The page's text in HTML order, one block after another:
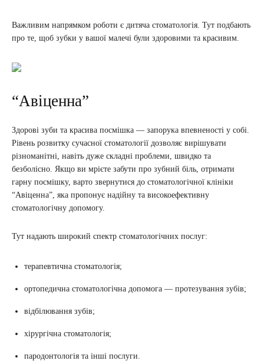
Важливим напрямком роботи є дитяча стоматологія. Тут подбають
про те, щоб зубки у вашої малечі були здоровими та красивим.
“Авіценна”
Здорові зуби та красива посмішка — запорука впевненості у собі.
Рівень розвитку сучасної стоматології дозволяє вирішувати
різноманітні, навіть дуже складні проблеми, швидко та
безболісно. Якщо ви мрієте забути про зубний біль, отримати
гарну посмішку, варто звернутися до стоматологічної клініки
“Авіценна”, яка пропонує надійну та високоефективну
стоматологічну допомогу.
Тут надають широкий спектр стоматологічних послуг:
терапевтична стоматологія;
ортопедична стоматологічна допомога — протезування зубів;
відбілювання зубів;
хірургічна стоматологія;
пародонтологія та інші послуги.